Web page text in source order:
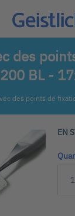
des
BL -
des points de
EN